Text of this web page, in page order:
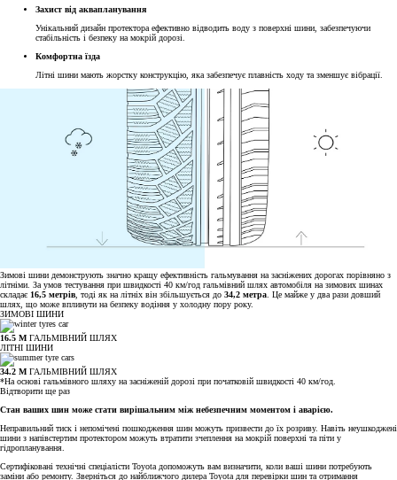
Захист від аквапланування
Унікальний дизайн протектора ефективно відводить воду з поверхні шини, забезпечуючи
стабільність і безпеку на мокрій дорозі.
Комфортна їзда
Літні шини мають жорстку конструкцію, яка забезпечує плавність ходу та зменшує вібрації.
Зимові шини демонструють значно кращу ефективність гальмування на засніжених дорогах порівняно з
літніми. За умов тестування при швидкості 40 км/год гальмівний шлях автомобіля на зимових шинах
складає 16,5 метрів , тоді як на літніх він збільшується до 34,2 метра . Це майже у два рази довший
шлях, що може вплинути на безпеку водіння у холодну пору року.
ЗИМОВІ ШИНИ
16.5 M ГАЛЬМІВНИЙ ШЛЯХ
ЛІТНІ ШИНИ
34.2 M ГАЛЬМІВНИЙ ШЛЯХ
*На основі гальмівного шляху на засніженій дорозі при початковій швидкості 40 км/год.
Відтворити ще раз
Стан ваших шин може стати вирішальним між небезпечним моментом і аварією.
Неправильний тиск і непомічені пошкодження шин можуть призвести до їх розриву. Навіть неушкоджені
шини з напівстертим протектором можуть втратити зчеплення на мокрій поверхні та піти у
гідропланування.
Сертифіковані технічні спеціалісти Toyota допоможуть вам визначити, коли ваші шини потребують
заміни або ремонту. Зверніться до найближчого дилера Toyota для перевірки шин та отримання